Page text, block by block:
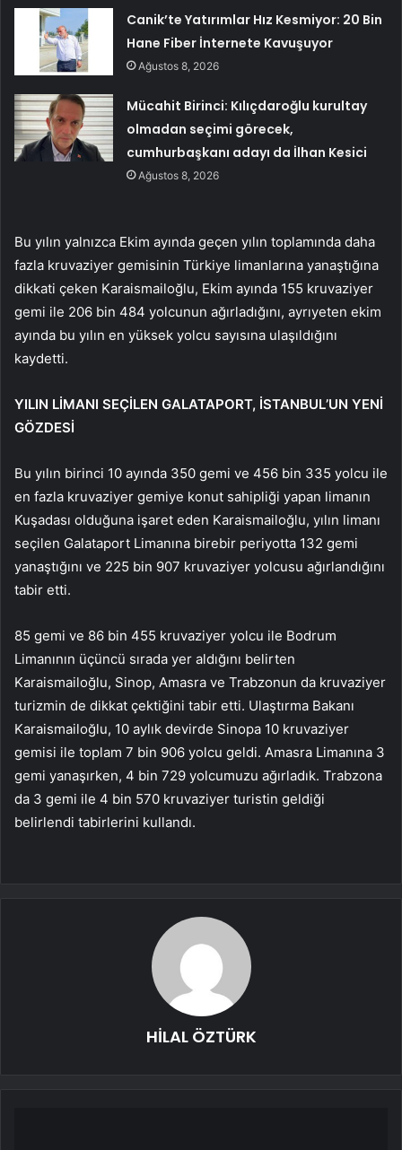
Canik’te Yatırımlar Hız Kesmiyor: 20 Bin
Hane Fiber İnternete Kavuşuyor
Ağustos 8, 2026
Mücahit Birinci: Kılıçdaroğlu kurultay
olmadan seçimi görecek,
cumhurbaşkanı adayı da İlhan Kesici
Ağustos 8, 2026
Bu yılın yalnızca Ekim ayında geçen yılın toplamında daha
fazla kruvaziyer gemisinin Türkiye limanlarına yanaştığına
dikkati çeken Karaismailoğlu, Ekim ayında 155 kruvaziyer
gemi ile 206 bin 484 yolcunun ağırladığını, ayrıyeten ekim
ayında bu yılın en yüksek yolcu sayısına ulaşıldığını
kaydetti.
YILIN LİMANI SEÇİLEN GALATAPORT, İSTANBUL’UN YENİ
GÖZDESİ
Bu yılın birinci 10 ayında 350 gemi ve 456 bin 335 yolcu ile
en fazla kruvaziyer gemiye konut sahipliği yapan limanın
Kuşadası olduğuna işaret eden Karaismailoğlu, yılın limanı
seçilen Galataport Limanına birebir periyotta 132 gemi
yanaştığını ve 225 bin 907 kruvaziyer yolcusu ağırlandığını
tabir etti.
85 gemi ve 86 bin 455 kruvaziyer yolcu ile Bodrum
Limanının üçüncü sırada yer aldığını belirten
Karaismailoğlu, Sinop, Amasra ve Trabzonun da kruvaziyer
turizmin de dikkat çektiğini tabir etti. Ulaştırma Bakanı
Karaismailoğlu, 10 aylık devirde Sinopa 10 kruvaziyer
gemisi ile toplam 7 bin 906 yolcu geldi. Amasra Limanına 3
gemi yanaşırken, 4 bin 729 yolcumuzu ağırladık. Trabzona
da 3 gemi ile 4 bin 570 kruvaziyer turistin geldiği
belirlendi tabirlerini kullandı.
HİLAL ÖZTÜRK